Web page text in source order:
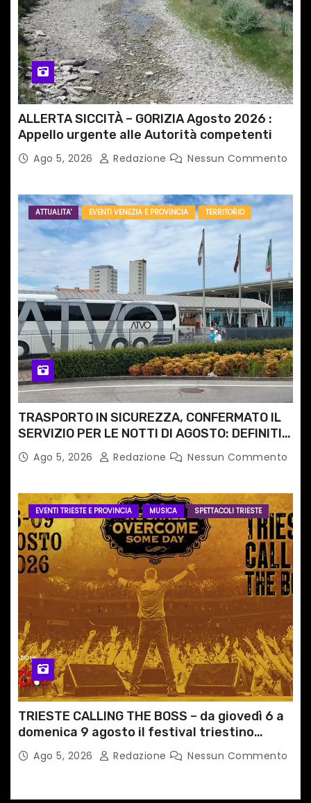
ALLERTA SICCITÀ – GORIZIA Agosto 2026 :
Appello urgente alle Autorità competenti
Ago 5, 2026 Redazione Nessun Commento
ATTUALITA' EVENTI VENEZIA E PROVINCIA TERRITORIO
TRASPORTO IN SICUREZZA, CONFERMATO IL
SERVIZIO PER LE NOTTI DI AGOSTO: DEFINITI
PERCORSI, FERMATE E ORARIO
Ago 5, 2026 Redazione Nessun Commento
EVENTI TRIESTE E PROVINCIA MUSICA SPETTACOLI TRIESTE
TRIESTE CALLING THE BOSS – da giovedì 6 a
domenica 9 agosto il festival triestino
dedicato a Springsteen
Ago 5, 2026 Redazione Nessun Commento